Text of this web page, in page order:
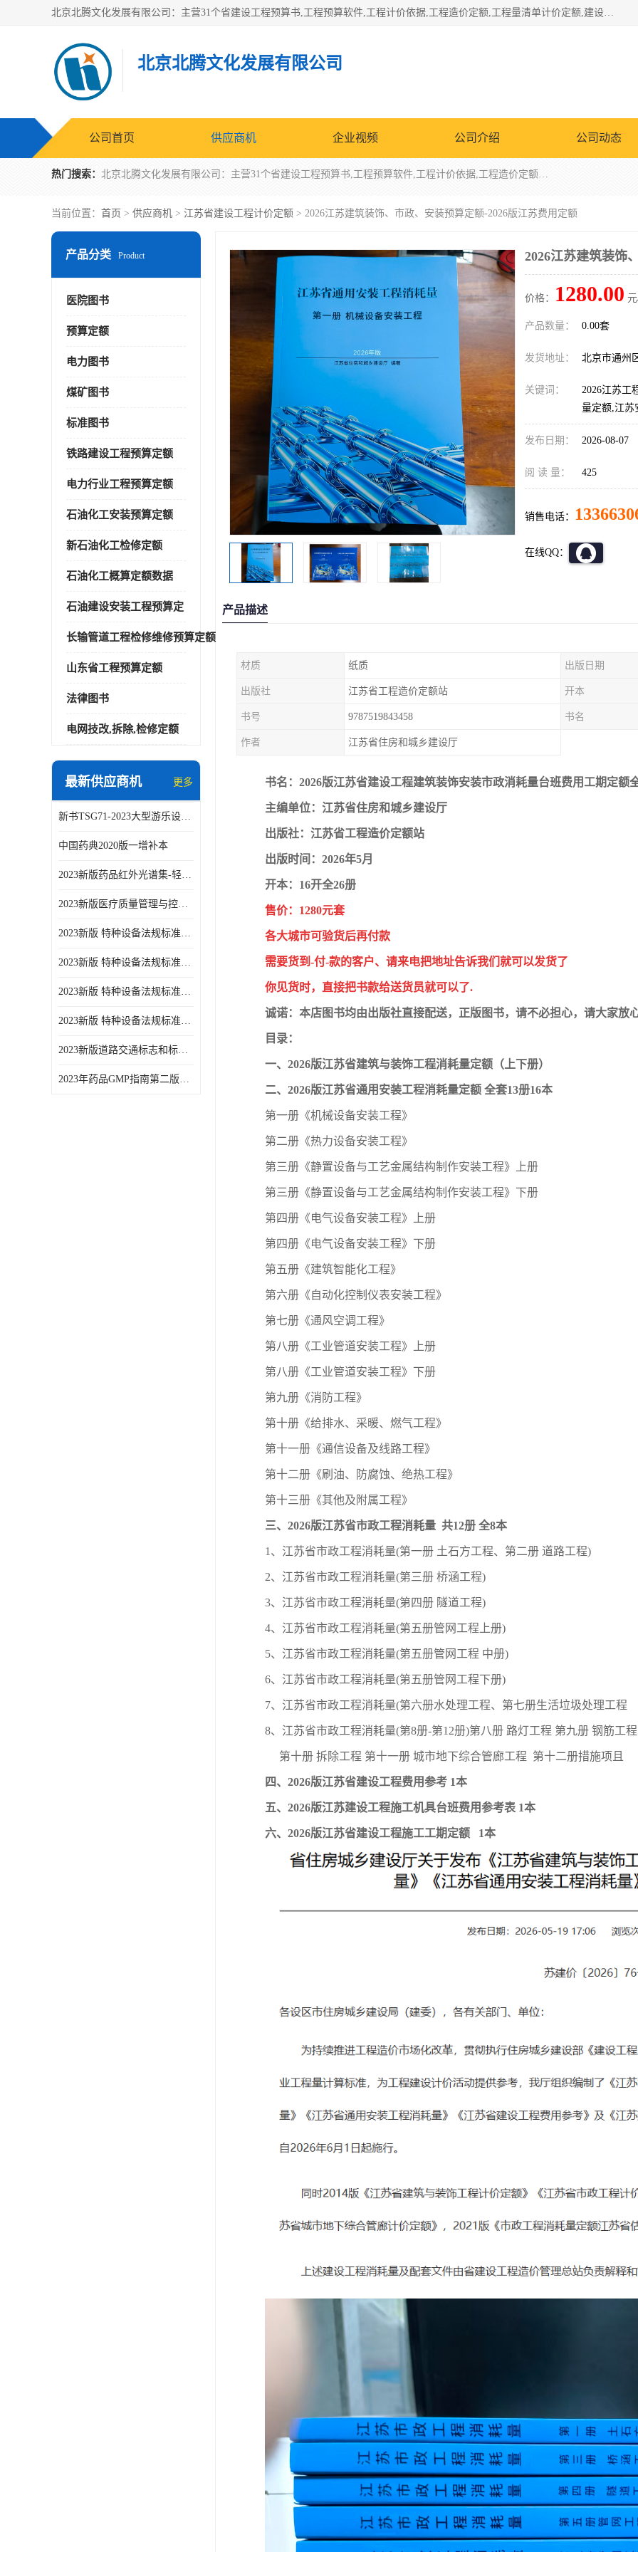
北京北腾文化发展有限公司：主营31个省建设工程预算书,工程预算软件,工程计价依据,工程造价定额,工程量清单计价定额,建设工程量消耗量定额,各行业工程预算定额,铁路定额,电力定额,矿山定额,*,黄金定额,钢铁企业检修定额,中石化安装检修定额,煤矿图书,医院书籍等.诚信的经营，在发展的同时公司不忘不断总结不断优化为客户的服务，和一如既往的热情赢得了新老客户的极高评价及青睐。
北京北腾文化发展有限公司
公司首页 供应商机 企业视频 公司介绍 公司动态
热门搜索： 北京北腾文化发展有限公司：主营31个省建设工程预算书,工程预算软件,工程计价依据,工程造价定额,工程量清单计价定额,建设工程量消耗量定额,各行业工程预算定额,铁路定额,电力定额,矿山定额,*,黄金定额,钢铁企业检修定额,中石化安装检修定额,煤矿图书,医院书籍等.诚信的经营，在发展的同时公司不忘不断总结不断优化为客户的服务，和一如既往的热情赢得了新老客户的极高评价及青睐。
当前位置： 首页 > 供应商机 > 江苏省建设工程计价定额 > 2026江苏建筑装饰、市政、安装预算定额-2026版江苏费用定额
产品分类 Product
医院图书
预算定额
电力图书
煤矿图书
标准图书
铁路建设工程预算定额
电力行业工程预算定额
石油化工安装预算定额
新石油化工检修定额
石油化工概算定额数据
石油建设安装工程预算定
长输管道工程检修维修预算定额
山东省工程预算定额
法律图书
电网技改,拆除,检修定额
最新供应商机 更多
新书TSG71-2023大型游乐设施安全技术规程
中国药典2020版一增补本
2023新版药品红外光谱集-轻工业出版社
2023新版医疗质量管理与控制指标汇编5.0版
2023新版 特种设备法规标准手册 机电类标准客运索道卷
2023新版 特种设备法规标准手册 机电类标准游乐设施卷
2023新版 特种设备法规标准手册 安全技术规范卷共三本
2023新版 特种设备法规标准手册 机电类标准电梯卷 共两本
2023新版道路交通标志和标线手册
2023年药品GMP指南第二版全6册
2026江苏建筑装饰
价格： 1280.00
产品数量： 0.00套
发货地址： 北京市通州
关键词：
2026江苏工
量定额,江苏
发布日期： 2026-08-07
阅 读 量： 425
销售电话：
在线QQ：
产品描述
材质 纸质 出版日期
出版社 江苏省工程造价定额站 开本
书号 9787519843458 书名
作者 江苏省住房和城乡建设厅
书名：2026版江苏省建设工程建筑装饰安装市政消耗量台班费用工期定额
主编单位：江苏省住房和城乡建设厅
出版社：江苏省工程造价定额站
出版时间：2026年5月
开本：16开全26册
售价：1280元套
各大城市可验货后再付款
需要货到-付-款的客户、请来电把地址告诉我们就可以发货了
你见货时，直接把书款给送货员就可以了.
诚诺：本店图书均由出版社直接配送，正版图书，请不必担心，请大家放
目录：
一、2026版江苏省建筑与装饰工程消耗量定额（上下册）
二、2026版江苏省通用安装工程消耗量定额 全套13册16本
第一册《机械设备安装工程》
第二册《热力设备安装工程》
第三册《静置设备与工艺金属结构制作安装工程》上册
第三册《静置设备与工艺金属结构制作安装工程》下册
第四册《电气设备安装工程》上册
第四册《电气设备安装工程》下册
第五册《建筑智能化工程》
第六册《自动化控制仪表安装工程》
第七册《通风空调工程》
第八册《工业管道安装工程》上册
第八册《工业管道安装工程》下册
第九册《消防工程》
第十册《给排水、采暖、燃气工程》
第十一册《通信设备及线路工程》
第十二册《刷油、防腐蚀、绝热工程》
第十三册《其他及附属工程》
三、2026版江苏省市政工程消耗量 共12册 全8本
1、江苏省市政工程消耗量(第一册 土石方工程、第二册 道路工程)
2、江苏省市政工程消耗量(第三册 桥涵工程)
3、江苏省市政工程消耗量(第四册 隧道工程)
4、江苏省市政工程消耗量(第五册管网工程上册)
5、江苏省市政工程消耗量(第五册管网工程 中册)
6、江苏省市政工程消耗量(第五册管网工程下册)
7、江苏省市政工程消耗量(第六册水处理工程、第七册生活垃圾处理工程
8、江苏省市政工程消耗量(第8册-第12册)第八册 路灯工程 第九册 钢筋工程
第十册 拆除工程 第十一册 城市地下综合管廊工程 第十二册措施项且
四、2026版江苏省建设工程费用参考 1本
五、2026版江苏建设工程施工机具台班费用参考表 1本
六、2026版江苏省建设工程施工工期定额 1本